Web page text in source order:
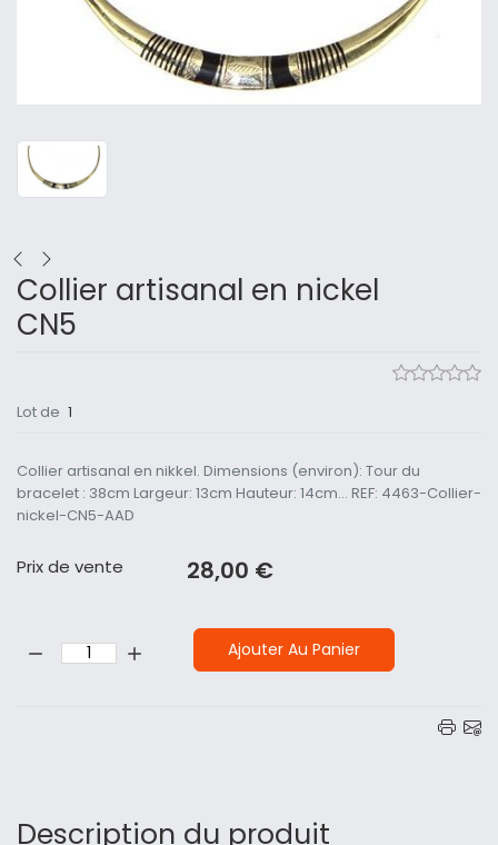
Collier artisanal en nickel
CN5
Lot de 1
Collier artisanal en nikkel. Dimensions (environ): Tour du
bracelet : 38cm Largeur: 13cm Hauteur: 14cm... REF: 4463-Collier-
nickel-CN5-AAD
Prix ​​de vente 28,00 €
Ajouter Au Panier
Description du produit